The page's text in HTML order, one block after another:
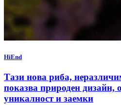
HiEnd
Тази нова риба,
показва природен дизайн,
уникалност и заемки